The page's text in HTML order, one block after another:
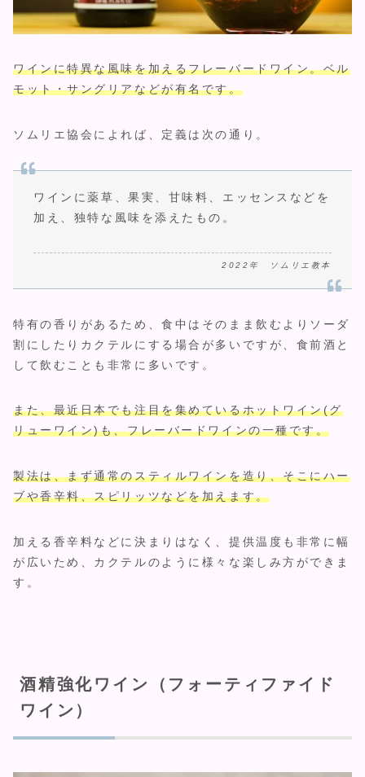
ワインに特異な風味を加えるフレーバードワイン。ベル
モット・サングリアなどが有名です。
ソムリエ協会によれば、定義は次の通り。
ワインに薬草、果実、甘味料、エッセンスなどを
加え、独特な風味を添えたもの。
2022年 ソムリエ教本
特有の香りがあるため、食中はそのまま飲むよりソーダ
割にしたりカクテルにする場合が多いですが、食前酒と
して飲むことも非常に多いです。
また、最近日本でも注目を集めているホットワイン(グ
リューワイン)も、フレーバードワインの一種です。
製法は、まず通常のスティルワインを造り、そこにハー
ブや香辛料、スピリッツなどを加えます。
加える香辛料などに決まりはなく、提供温度も非常に幅
が広いため、カクテルのように様々な楽しみ方ができま
す。
酒精強化ワイン（フォーティファイド
ワイン）